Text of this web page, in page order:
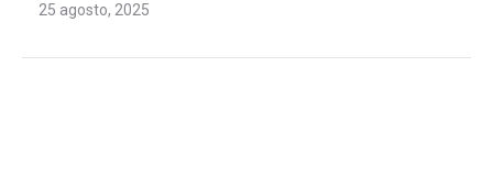
25 agosto, 2025